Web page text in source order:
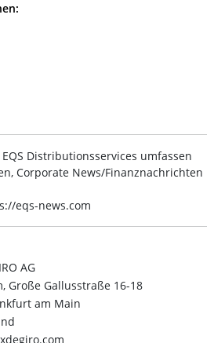
EQS Distributionsservices umfassen
Corporate News/Finanznachrichten
eqs-news.com
AG
Große Gallusstraße 16-18
am Main